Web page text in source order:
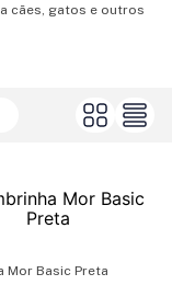
cães, gatos e outros
Mor Basic Preta